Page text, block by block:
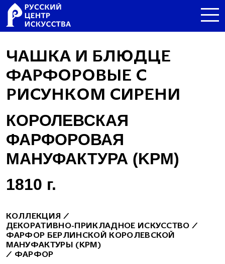
ЧАШКА И БЛЮДЦЕ
ФАРФОРОВЫЕ С
РИСУНКОМ СИРЕНИ
КОРОЛЕВСКАЯ
ФАРФОРОВАЯ
МАНУФАКТУРА (KPM)
1810 г.
КОЛЛЕКЦИЯ ⁄
ДЕКОРАТИВНО-ПРИКЛАДНОЕ ИСКУССТВО ⁄
ФАРФОР БЕРЛИНСКОЙ КОРОЛЕВСКОЙ
МАНУФАКТУРЫ (KPM)
⁄ ФАРФОР